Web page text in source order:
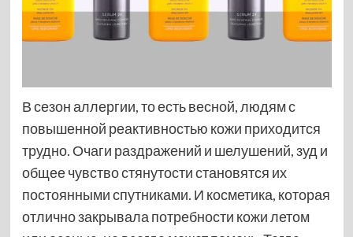
В сезон аллергии, то есть весной, людям с
повышенной реактивностью кожи приходится
трудно. Очаги раздражений и шелушений, зуд и
общее чувство стянутости становятся их
постоянными спутниками. И косметика, которая
отлично закрывала потребности кожи летом